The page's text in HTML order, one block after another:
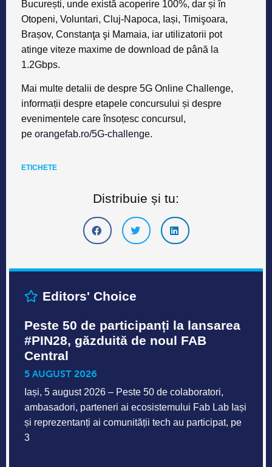
București, unde există acoperire 100%, dar și în
Otopeni, Voluntari, Cluj-Napoca, Iași, Timişoara,
Brașov, Constanţa şi Mamaia, iar utilizatorii pot
atinge viteze maxime de download de până la
1.2Gbps.
Mai multe detalii de despre 5G Online Challenge,
informații despre etapele concursului și despre
evenimentele care însoțesc concursul,
pe orangefab.ro/5G-challenge.
ETICHETE
Distribuie și tu:
Editors' Choice
Peste 50 de participanți la lansarea
#PIN28, găzduită de noul FAB
Central
5 AUGUST 2026
Iași, 5 august 2026 – Peste 50 de colaboratori,
ambasadori, parteneri ai ecosistemului Fab Lab Iași
și reprezentanți ai comunității tech au participat, pe
3